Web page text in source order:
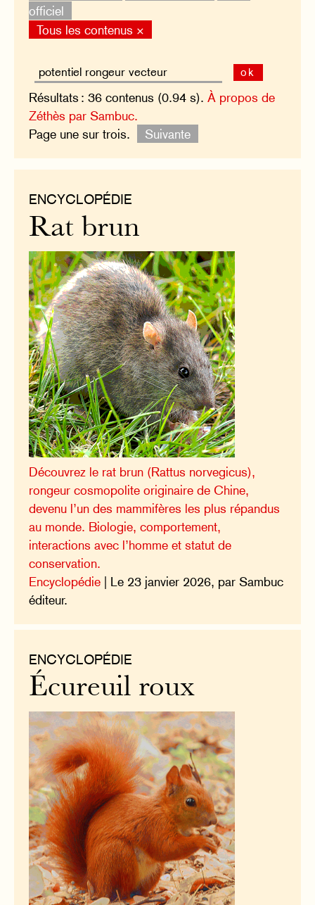
officiel
Tous les contenus ×
ok
Résultats : 36 contenus (0.94 s).À propos de
Zéthès par Sambuc.
Page une sur trois.
Suivante
ENCYCLOPÉDIE
Rat brun
Découvrez le rat brun (Rattus norvegicus),
rongeur cosmopolite originaire de Chine,
devenu l’un des mammifères les plus répandus
au monde. Biologie, comportement,
interactions avec l’homme et statut de
conservation.
Encyclopédie | Le 23 janvier 2026, par Sambuc
éditeur.
ENCYCLOPÉDIE
Écureuil roux